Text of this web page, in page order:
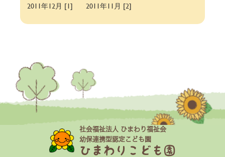
2011年12月 [1]
2011年11月 [2]
社会福祉法人 ひまわり福祉会
幼保連携型認定こども園
ひまわりこども園